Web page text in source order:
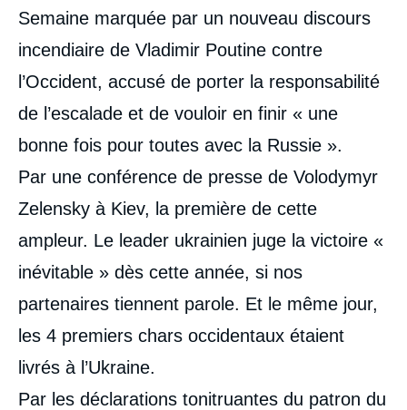
Semaine marquée par un nouveau discours
incendiaire de Vladimir Poutine contre
l’Occident, accusé de porter la responsabilité
de l’escalade et de vouloir en finir « une
bonne fois pour toutes avec la Russie ».
Par une conférence de presse de Volodymyr
Zelensky à Kiev, la première de cette
ampleur. Le leader ukrainien juge la victoire «
inévitable » dès cette année, si nos
partenaires tiennent parole. Et le même jour,
les 4 premiers chars occidentaux étaient
livrés à l’Ukraine.
Par les déclarations tonitruantes du patron du